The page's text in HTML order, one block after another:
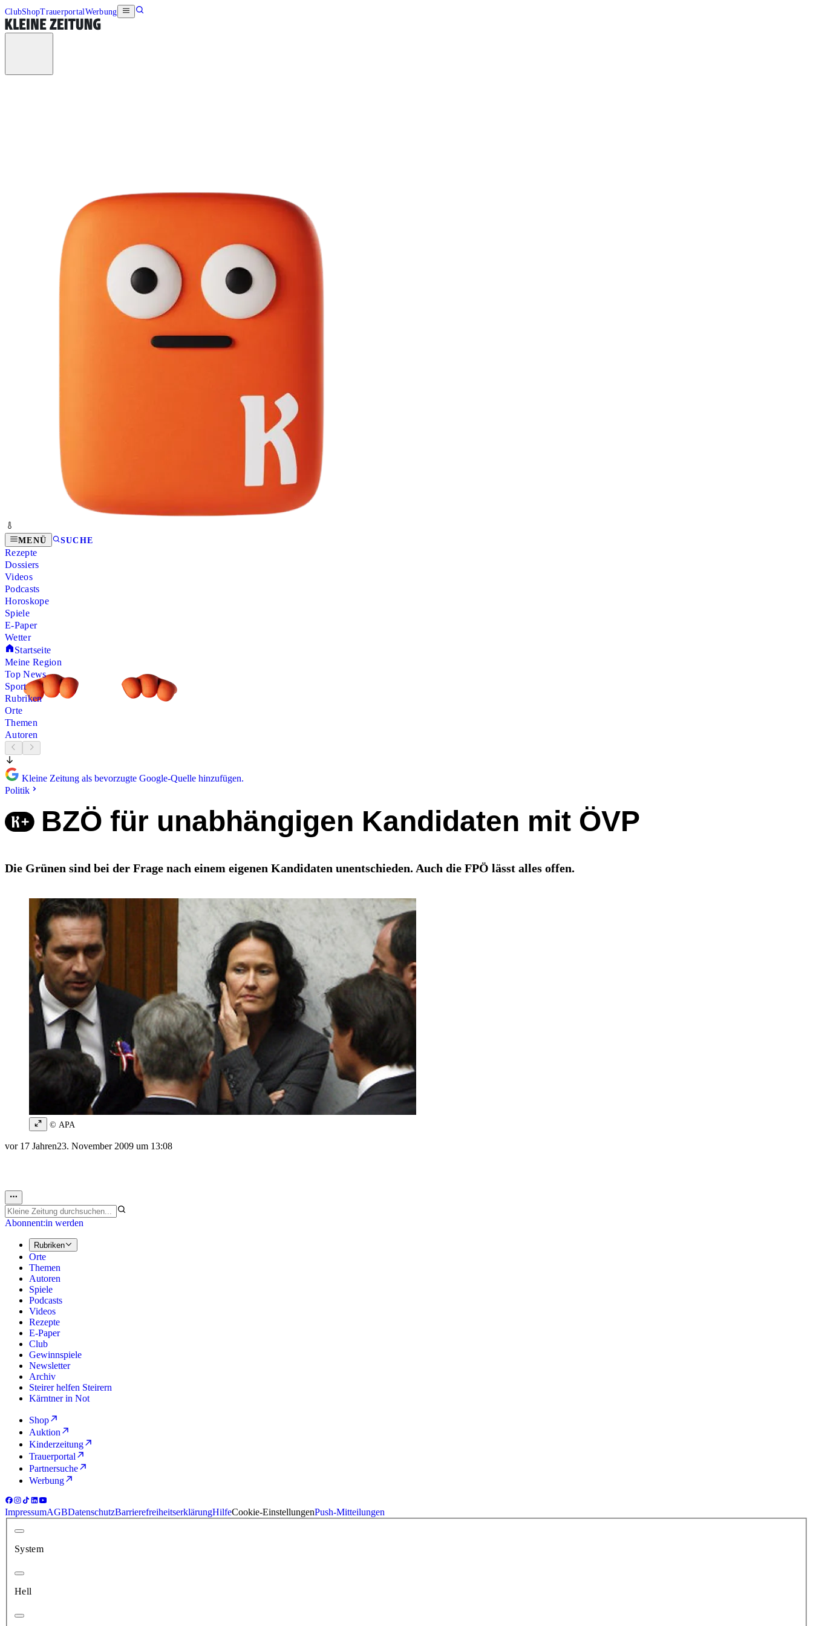
ClubShopTrauerportalWerbung
MENÜ SUCHE
Rezepte
Dossiers
Videos
Podcasts
Horoskope
Spiele
E-Paper
Wetter
Startseite
Meine Region
Top News
Sport
Rubriken
Orte
Themen
Autoren
Kleine Zeitung als bevorzugte Google-Quelle hinzufügen.
Politik
BZÖ für unabhängigen Kandidaten mit ÖVP
Die Grünen sind bei der Frage nach einem eigenen Kandidaten unentschieden. Auch die FPÖ lässt alles offen.
© APA
vor 17 Jahren23. November 2009 um 13:08
Abonnent:in werden
Rubriken
Orte
Themen
Autoren
Spiele
Podcasts
Videos
Rezepte
E-Paper
Club
Gewinnspiele
Newsletter
Archiv
Steirer helfen Steirern
Kärntner in Not
Shop
Auktion
Kinderzeitung
Trauerportal
Partnersuche
Werbung
ImpressumAGBDatenschutzBarrierefreiheitserklärungHilfeCookie-EinstellungenPush-Mitteilungen
System
Hell